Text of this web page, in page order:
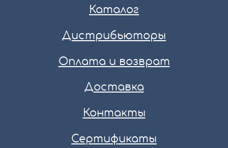
Каталог
Дистрибьюторы
Оплата и возврат
Доставка
Контакты
Сертификаты